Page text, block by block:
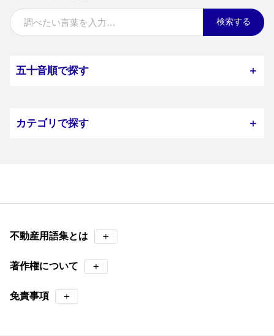
検索する
五十音順で探す ＋
カテゴリで探す ＋
不動産用語集とは ＋
著作権について ＋
免責事項 ＋